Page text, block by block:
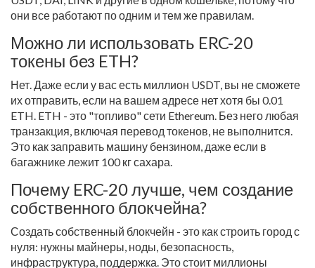
они все работают по одним и тем же правилам.
Можно ли использовать ERC-20
токены без ETH?
Нет. Даже если у вас есть миллион USDT, вы не сможете
их отправить, если на вашем адресе нет хотя бы 0.01
ETH. ETH - это "топливо" сети Ethereum. Без него любая
транзакция, включая перевод токенов, не выполнится.
Это как заправить машину бензином, даже если в
багажнике лежит 100 кг сахара.
Почему ERC-20 лучше, чем создание
собственного блокчейна?
Создать собственный блокчейн - это как строить город с
нуля: нужны майнеры, ноды, безопасность,
инфраструктура, поддержка. Это стоит миллионы